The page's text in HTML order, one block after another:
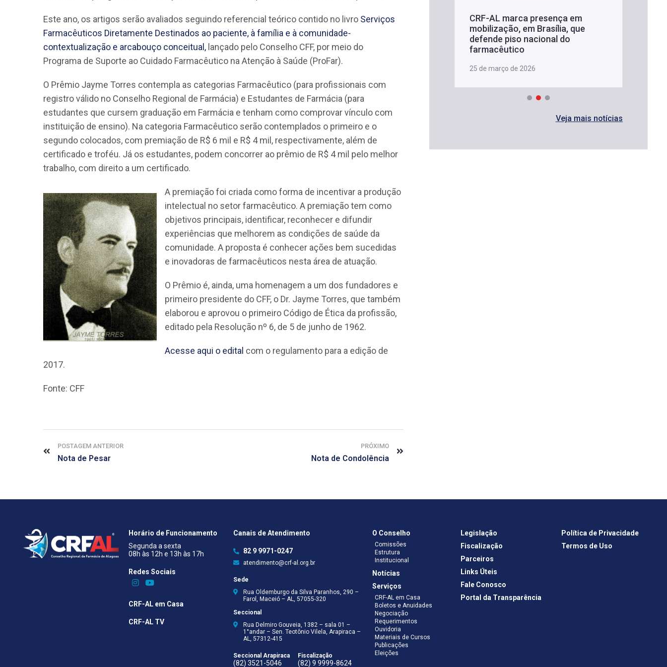
Este ano, os artigos serão avaliados seguindo referencial teórico contido no livro Serviços
Farmacêuticos Diretamente Destinados ao paciente, à família e à comunidade-
contextualização e arcabouço conceitual, lançado pelo Conselho CFF, por meio do
Programa de Suporte ao Cuidado Farmacêutico na Atenção à Saúde (ProFar).
O Prêmio Jayme Torres contempla as categorias Farmacêutico (para profissionais com
registro válido no Conselho Regional de Farmácia) e Estudantes de Farmácia (para
estudantes que cursem graduação em Farmácia e tenham como comprovar vínculo com
instituição de ensino). Na categoria Farmacêutico serão contemplados o primeiro e o
segundo colocados, com premiação de R$ 6 mil e R$ 4 mil, respectivamente, além de
certificado e troféu. Já os estudantes, podem concorrer ao prêmio de R$ 4 mil pelo melhor
trabalho, com direito a um certificado.
A premiação foi criada como forma de incentivar a produção
intelectual no setor farmacêutico. A premiação tem como
objetivos principais, identificar, reconhecer e difundir
experiências que melhorem as condições de saúde da
comunidade. A proposta é conhecer ações bem sucedidas
e inovadoras de farmacêuticos nesta área de atuação.
O Prêmio é, ainda, uma homenagem a um dos fundadores e
primeiro presidente do CFF, o Dr. Jayme Torres, que também
elaborou e aprovou o primeiro Código de Ética da profissão,
editado pela Resolução nº 6, de 5 de junho de 1962.
Acesse aqui o edital com o regulamento para a edição de
2017.
Fonte: CFF
POSTAGEM ANTERIOR
Nota de Pesar
PRÓXIMO
Nota de Condolência
CRF-AL marca presença em
mobilização, em Brasília, que
defende piso nacional do
farmacêutico
25 de março de 2026
Veja mais notícias
Horário de Funcionamento
Segunda a sexta
08h às 12h e 13h às 17h
Redes Sociais​
CRF-AL em Casa
CRF-AL TV
Canais de Atendimento
82 9 9971-0247
atendimento@crf-al.org.br
Sede
Rua Oldemburgo da Silva Paranhos, 290 –
Farol, Maceió – AL, 57055-320
Seccional
Rua Delmiro Gouveia, 1382 – sala 01 –
1°andar – Sen. Teotônio Vilela, Arapiraca –
AL, 57312-415
Seccional Arapiraca
(82) 3521-5046
Fiscalização
(82) 9 9999-8624
O Conselho
Comissões
Estrutura
Institucional
Notícias
Serviços
CRF-AL em Casa
Boletos e Anuidades
Negociação
Requerimentos
Ouvidoria
Materiais de Cursos
Publicações
Eleições
Legislação
Fiscalização
Parceiros
Links Úteis
Fale Conosco
Portal da Transparência
Política de Privacidade
Termos de Uso